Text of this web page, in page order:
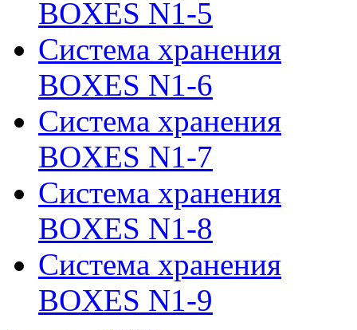
BOXES N1-5
Система хранения
BOXES N1-6
Система хранения
BOXES N1-7
Система хранения
BOXES N1-8
Система хранения
BOXES N1-9